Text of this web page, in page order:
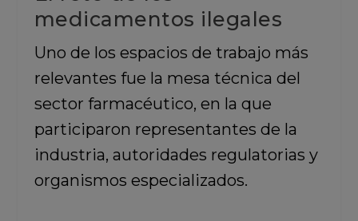
medicamentos ilegales
Uno de los espacios de trabajo más
relevantes fue la mesa técnica del
sector farmacéutico, en la que
participaron representantes de la
industria, autoridades regulatorias y
organismos especializados.